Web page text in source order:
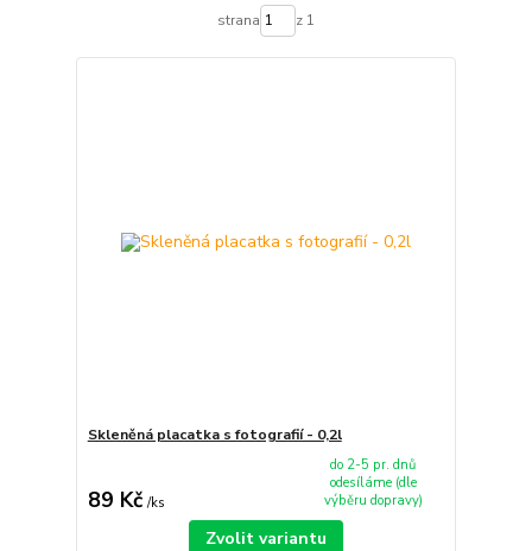
strana z 1
Skleněná placatka s fotografií - 0,2l
89 Kč /ks
do 2-5 pr. dnů
odesíláme (dle
výběru dopravy)
Zvolit variantu